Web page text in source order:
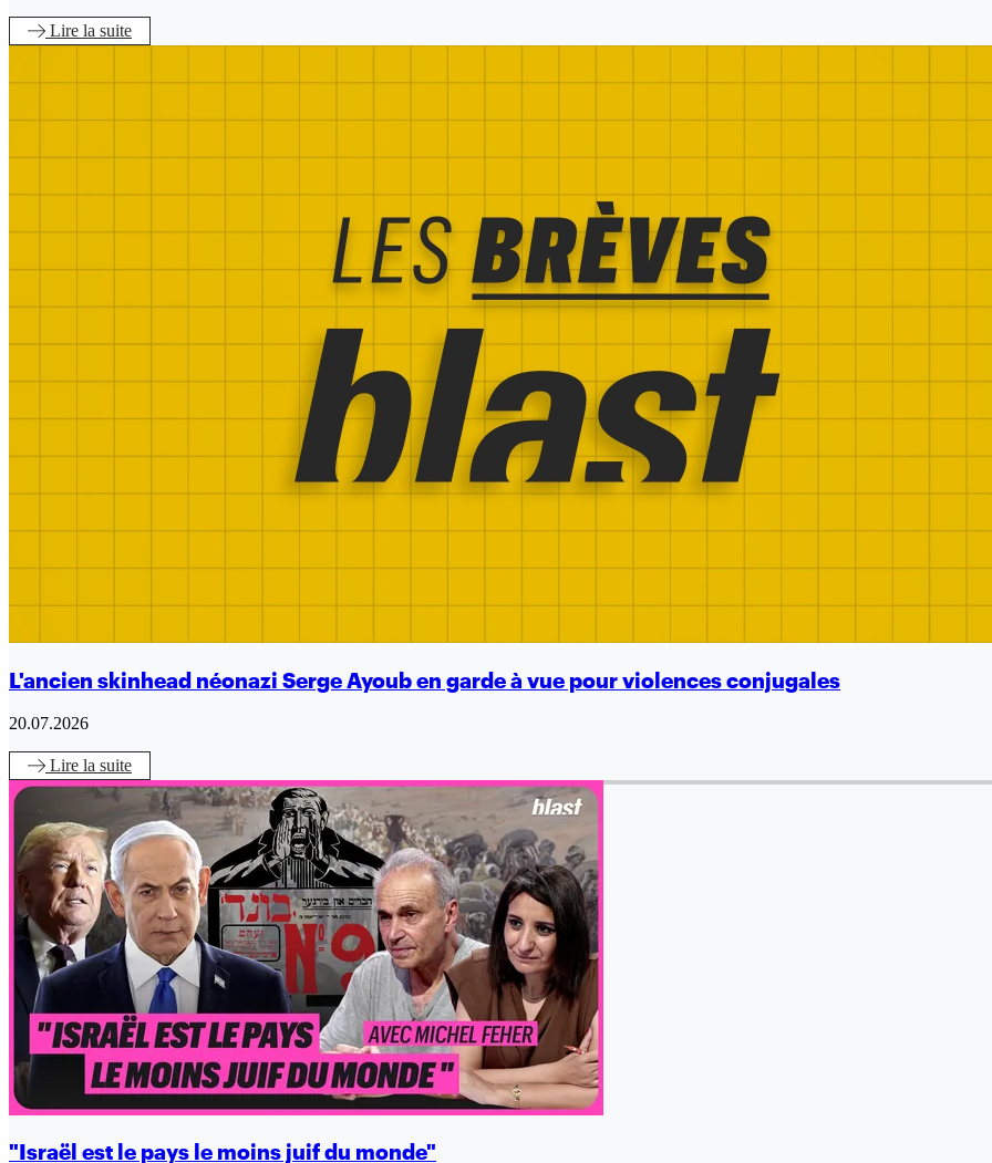
Lire la suite
L'ancien skinhead néonazi Serge Ayoub en garde à vue pour violences conjugales
20.07.2026
Lire la suite
"Israël est le pays le moins juif du monde"